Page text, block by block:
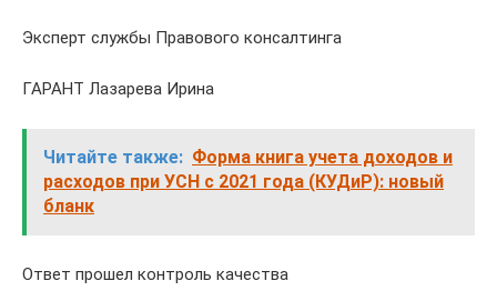
Эксперт службы Правового консалтинга
ГАРАНТ Лазарева Ирина
Читайте также: Форма книга учета доходов и
расходов при УСН с 2021 года (КУДиР): новый
бланк
Ответ прошел контроль качества